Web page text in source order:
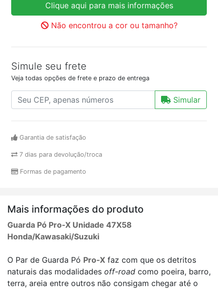
Clique aqui para mais informações
Não encontrou a cor ou tamanho?
Simule seu frete
Veja todas opções de frete e prazo de entrega
Simular
Garantia de satisfação
7 dias para devolução/troca
Formas de pagamento
Mais informações do produto
Guarda Pó Pro-X Unidade 47X58
Honda/Kawasaki/Suzuki
O Par de Guarda Pó Pro-X faz com que os detritos
naturais das modalidades off-road como poeira, barro,
terra, areia entre outros não consigam chegar até o